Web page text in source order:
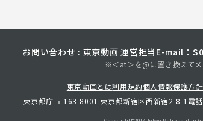
お問い合わせ : 東京動画 運営担当 E-mail：
※＜at＞を@に置き換えてメ
東京動画とは利用規約個人情報保護方針
東京都庁 〒163-8001 東京都新宿区西新宿2-8-1 電